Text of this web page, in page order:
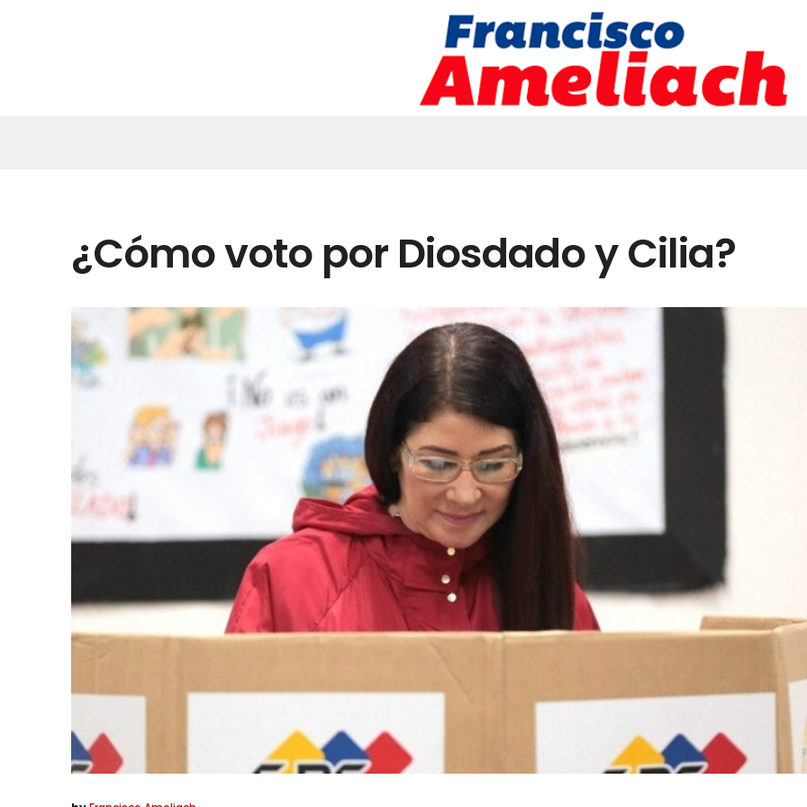
¿Cómo voto por Diosdado y Cilia?